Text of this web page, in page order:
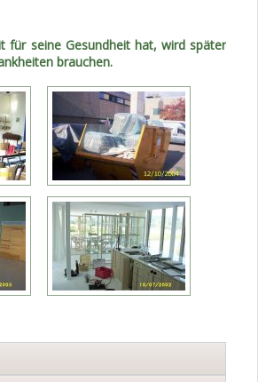
für seine Gesundheit hat, wird später
brauchen.